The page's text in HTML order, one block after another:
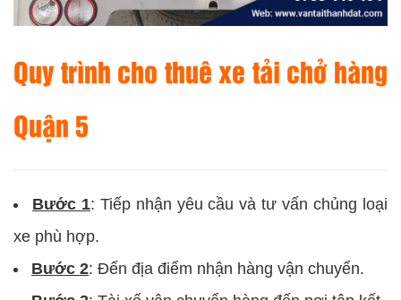
Quy trình cho thuê xe tải chở hàng
Quận 5
Bước 1: Tiếp nhận yêu cầu và tư vấn chủng loại
xe phù hợp.
Bước 2: Đến địa điểm nhận hàng vận chuyển.